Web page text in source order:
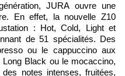
JURA ouvre une
En effet, la nouvelle Z10
: Hot, Cold, Light et
de 51 spécialités. Des
ou le cappuccino aux
Black ou le mocaccino,
notes intenses, fruitées,